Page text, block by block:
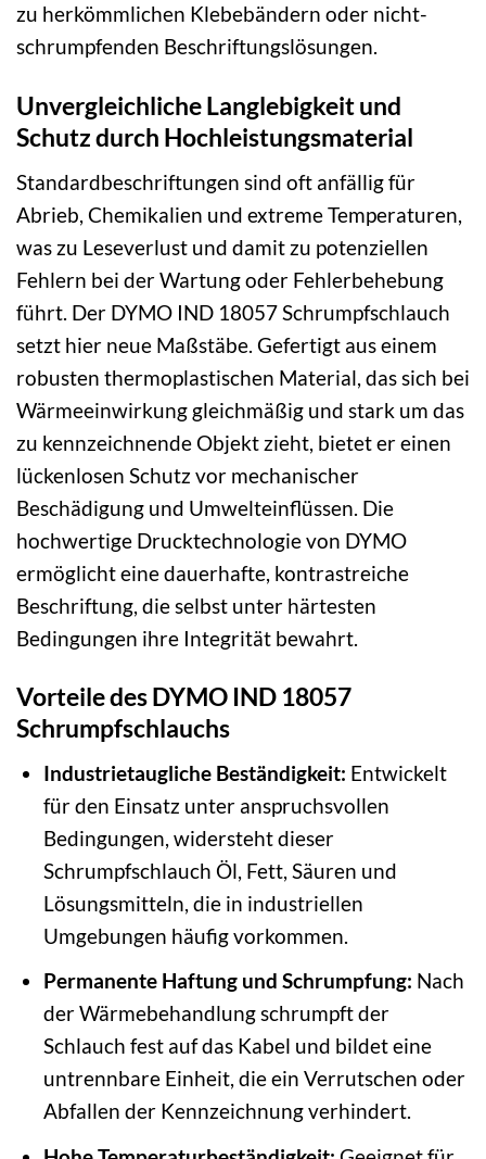
zu herkömmlichen Klebebändern oder nicht-
schrumpfenden Beschriftungslösungen.
Unvergleichliche Langlebigkeit und
Schutz durch Hochleistungsmaterial
Standardbeschriftungen sind oft anfällig für
Abrieb, Chemikalien und extreme Temperaturen,
was zu Leseverlust und damit zu potenziellen
Fehlern bei der Wartung oder Fehlerbehebung
führt. Der DYMO IND 18057 Schrumpfschlauch
setzt hier neue Maßstäbe. Gefertigt aus einem
robusten thermoplastischen Material, das sich bei
Wärmeeinwirkung gleichmäßig und stark um das
zu kennzeichnende Objekt zieht, bietet er einen
lückenlosen Schutz vor mechanischer
Beschädigung und Umwelteinflüssen. Die
hochwertige Drucktechnologie von DYMO
ermöglicht eine dauerhafte, kontrastreiche
Beschriftung, die selbst unter härtesten
Bedingungen ihre Integrität bewahrt.
Vorteile des DYMO IND 18057
Schrumpfschlauchs
Industrietaugliche Beständigkeit: Entwickelt
für den Einsatz unter anspruchsvollen
Bedingungen, widersteht dieser
Schrumpfschlauch Öl, Fett, Säuren und
Lösungsmitteln, die in industriellen
Umgebungen häufig vorkommen.
Permanente Haftung und Schrumpfung: Nach
der Wärmebehandlung schrumpft der
Schlauch fest auf das Kabel und bildet eine
untrennbare Einheit, die ein Verrutschen oder
Abfallen der Kennzeichnung verhindert.